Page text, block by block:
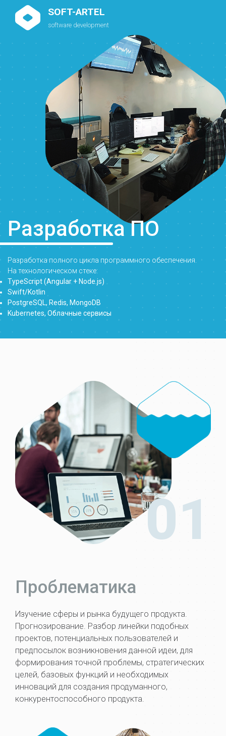
SOFT-ARTEL
software development
Разработка ПО
Разработка полного цикла программного обеспечения.
На технологическом стеке:
TypeScript (Angular + Node.js)
Swift/Kotlin
PostgreSQL, Redis, MongoDB
Kubernetes, Облачные сервисы
01
Проблематика
Изучение сферы и рынка будущего продукта.
Прогнозирование. Разбор линейки подобных
проектов, потенциальных пользователей и
предпосылок возникновения данной идеи, для
формирования точной проблемы, стратегических
целей, базовых функций и необходимых
инноваций для создания продуманного,
конкурентоспособного продукта.